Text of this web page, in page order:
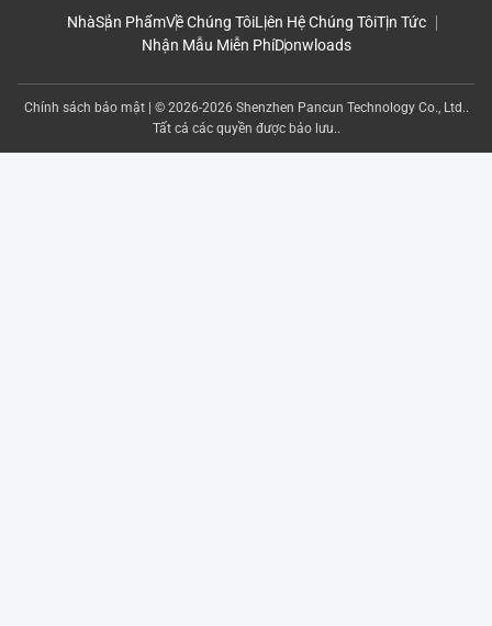
NhàSản PhẩmVề Chúng TôiLiên Hệ Chúng TôiTin Tức
Nhận Mẫu Miễn PhíDonwloads
Chính sách bảo mật| © 2026-2026 Shenzhen Pancun Technology Co., Ltd..
Tất cả các quyền được bảo lưu..